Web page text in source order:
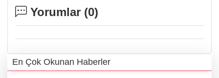
Yorumlar (0)
En Çok Okunan Haberler